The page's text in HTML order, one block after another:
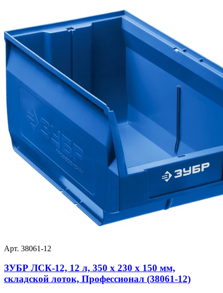
Арт. 38061-12
ЗУБР ЛСК-12, 12 л, 350 х 230 х 150 мм,
складской лоток, Профессионал (38061-12)